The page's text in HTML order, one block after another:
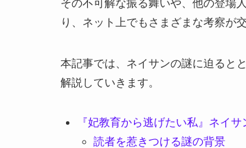
その不可解な振る舞いや、他の登場
り、ネット上でもさまざまな考察が
本記事では、ネイサンの謎に迫ると
解説していきます。
『妃教育から逃げたい私』ネイサ
読者を惹きつける謎の背景